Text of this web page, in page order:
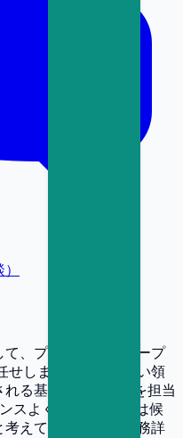
、プロジェクト/ピープ
せします。事業に近い領
る基盤に近い領域を担当
スよく担当するか) は候
えています。 ＜業務詳